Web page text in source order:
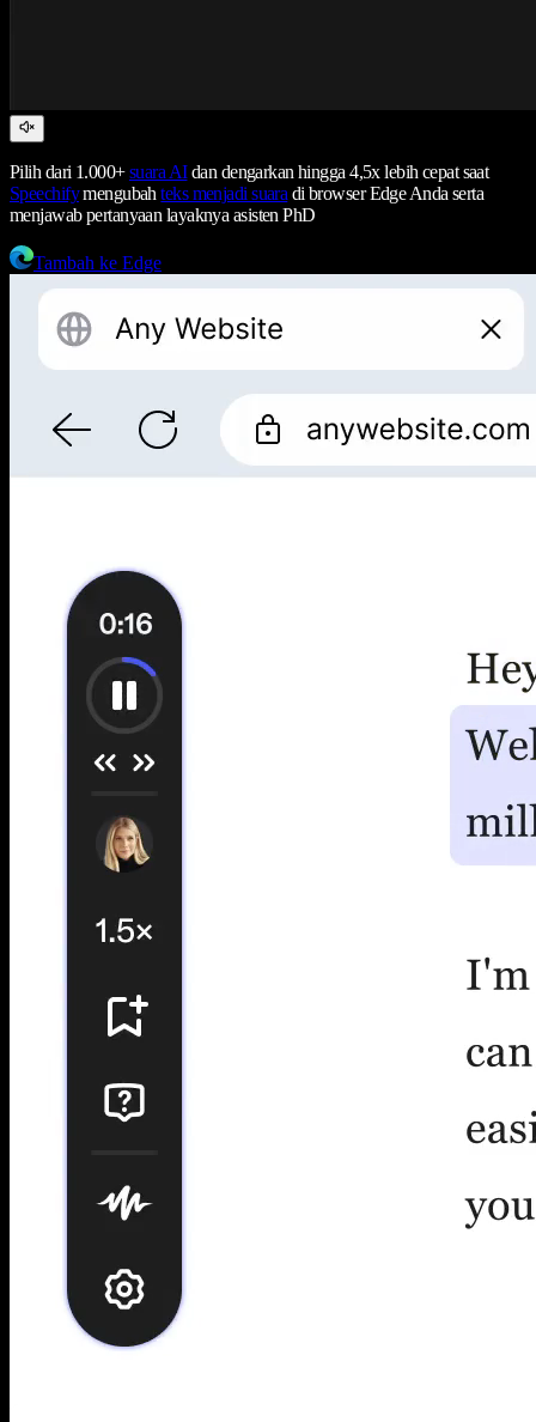
Pilih dari 1.000+suara AIdan dengarkan hingga 4,5x lebih cepat saat
Speechifymengubahteks menjadi suara di browser Edge Anda serta
menjawab pertanyaan layaknya asisten PhD
Tambah ke Edge